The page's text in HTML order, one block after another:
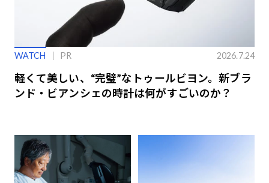
WATCH PR 2026.7.24
軽くて美しい、“完璧”なトゥールビヨン。新ブラ
ンド・ビアンシェの時計は何がすごいのか？